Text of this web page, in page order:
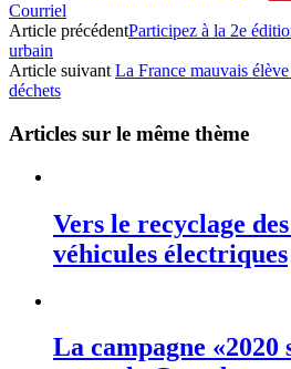
Courriel
Article précédentParticipez à la 2e
urbain
Article suivant La France mauvais
déchets
Articles sur le même thème
Vers le recyclage
véhicules électriques
La campagne «2020